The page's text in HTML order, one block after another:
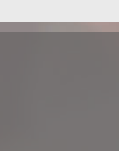
Pour réussir toute intervention de
brosse spéciale. Ensuite, ils